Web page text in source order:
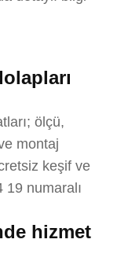
ölçü,
montaj
keşif ve
19 numaralı
hizmet